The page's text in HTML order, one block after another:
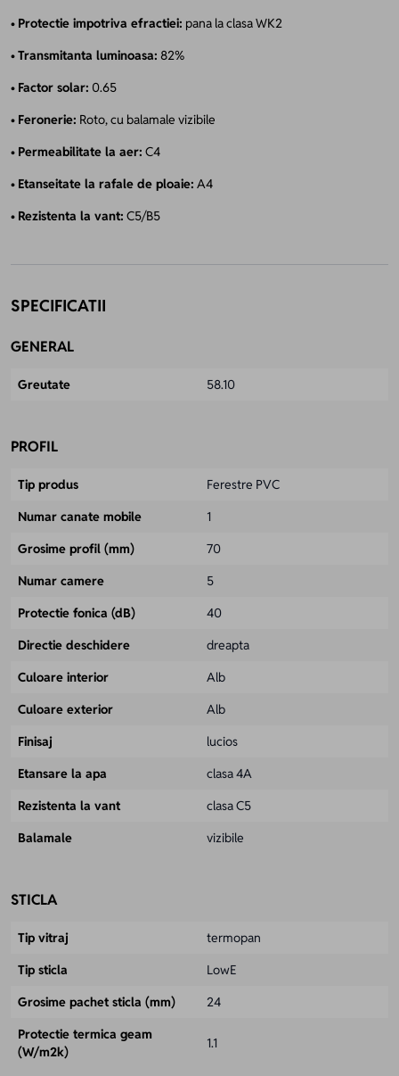
• Protectie impotriva efractiei: pana la clasa WK2
•Transmitanta luminoasa: 82%
• Factor solar: 0.65
• Feronerie: Roto, cu balamale vizibile
• Permeabilitate la aer: C4
• Etanseitate la rafale de ploaie: A4
• Rezistenta la vant: C5/B5
SPECIFICATII
GENERAL
Greutate 58.10
PROFIL
Tip produs
Ferestre PVC
Numar canate mobile
1
Grosime profil (mm)
70
Numar camere
5
Protectie fonica (dB)
40
Directie deschidere
dreapta
Culoare interior
Alb
Culoare exterior
Alb
Finisaj
lucios
Etansare la apa
clasa 4A
Rezistenta la vant
clasa C5
Balamale
vizibile
STICLA
Tip vitraj
termopan
Tip sticla
LowE
Grosime pachet sticla (mm)
24
Protectie termica geam
(W/m2k)
1.1